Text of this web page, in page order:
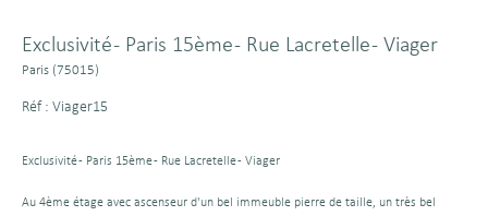
Exclusivité - Paris 15ème - Rue Lacretelle - Viager
Paris (75015)
Réf : Viager15
Exclusivité - Paris 15ème - Rue Lacretelle - Viager
Au 4ème étage avec ascenseur d'un bel immeuble pierre de taille, un très bel